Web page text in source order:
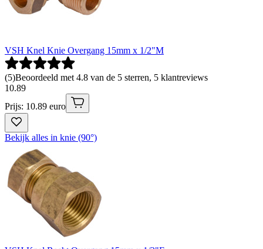
VSH Knel Knie Overgang 15mm x 1/2"M
(5)Beoordeeld met 4.8 van de 5 sterren, 5 klantreviews
10.89
Prijs: 10.89 euro
Bekijk alles in knie (90°)